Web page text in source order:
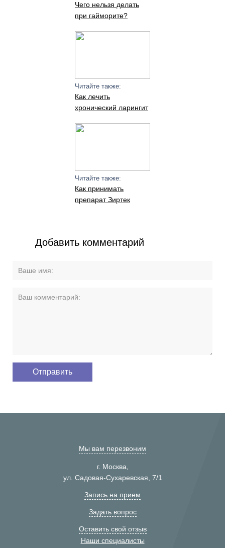
Чего нельзя делать
при гайморите?
Читайте также:
Как лечить
хронический ларингит
Читайте также:
Как принимать
препарат Зиртек
Добавить комментарий
Мы вам перезвоним
г. Москва,
ул. Садовая-Сухаревская, 7/1
Запись на прием
Задать вопрос
Оставить свой отзыв
Наши специалисты